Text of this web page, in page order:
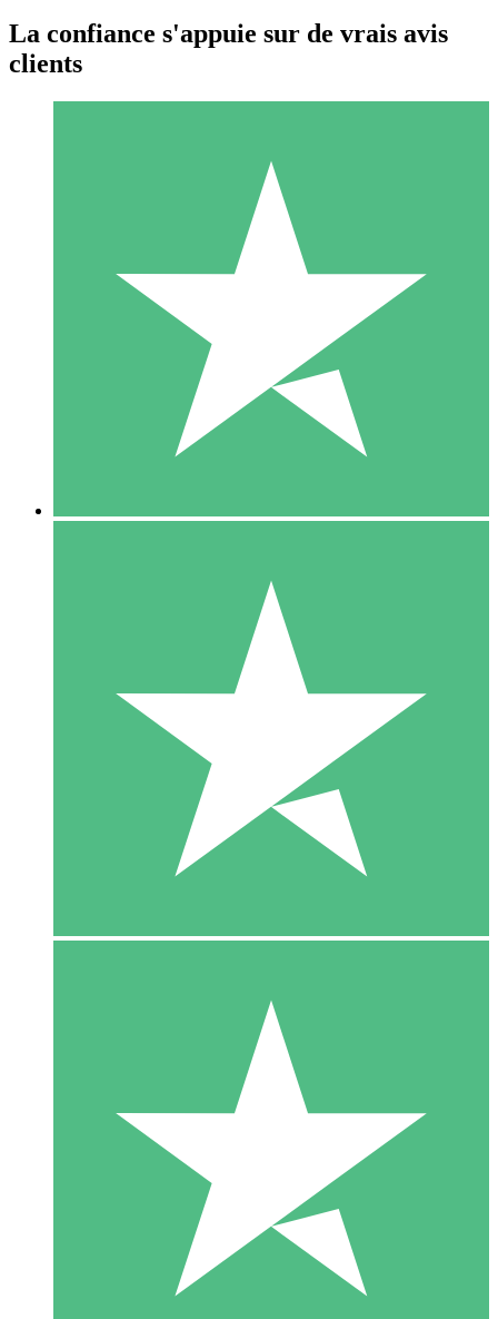
Packs de Crédits Individuels
Payez à l'utilisation avec des crédits de téléchargement. Sans
1 Téléchargement
10 00
10 Téléchargements
20 00
La confiance s'appuie sur de vrais avis
clients